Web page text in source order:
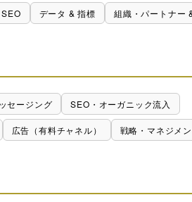
SiTest（サイテス
Salesforce（セ
ールスフォース）
GA4運用支援サー
データ & 指標 組織・パートナー
セージング SEO・オーガニック流入
広告（有料チャネル） 戦略・マネジメン